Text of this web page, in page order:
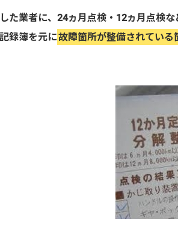
た業者に、24ヵ月点検・12ヵ月点検
録簿を元に故障箇所が整備されている